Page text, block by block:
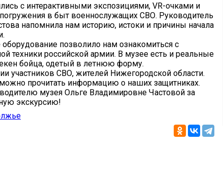
с интерактивными экспозициями, VR-очками и
в быт военнослужащих СВО. Руководитель
напомнила нам историю, истоки и причины начала
позволило нам ознакомиться с
техники российской армии. В музее есть и реальные
бойца, одетый в летнюю форму.
участников СВО, жителей Нижегородской области.
прочитать информацию о наших защитниках.
музея Ольге Владимировне Частовой за
экскурсию!